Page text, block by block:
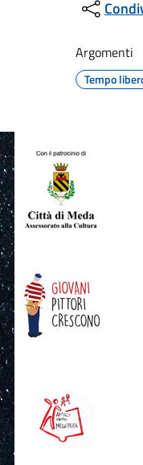
Argomenti
Tempo